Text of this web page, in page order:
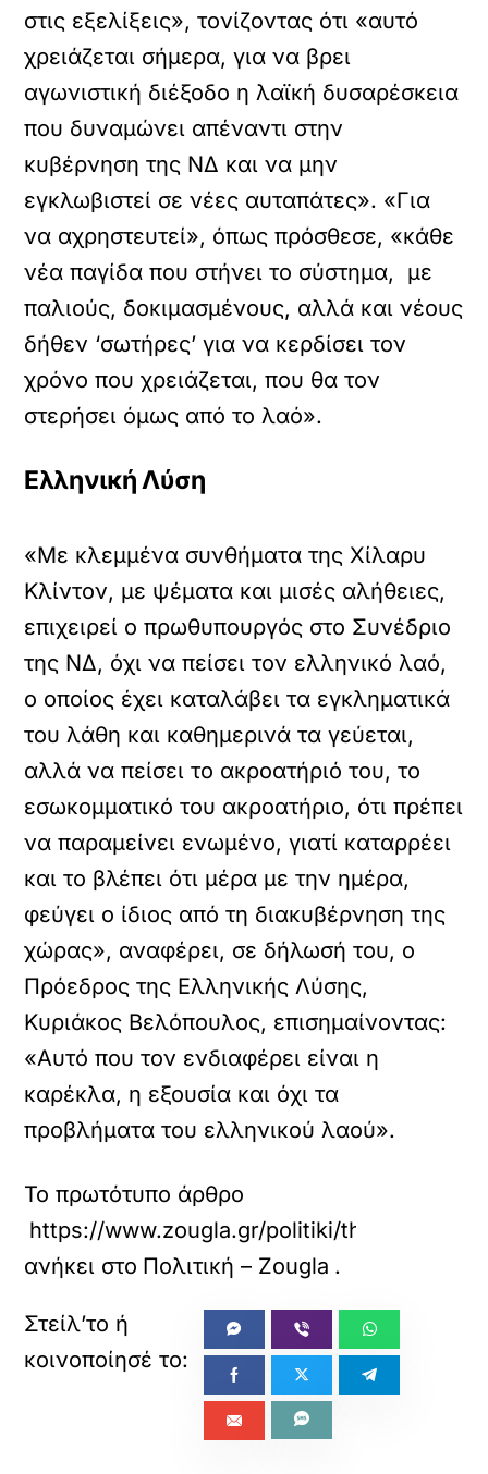
στις εξελίξεις», τονίζοντας ότι «αυτό
χρειάζεται σήμερα, για να βρει
αγωνιστική διέξοδο η λαϊκή δυσαρέσκεια
που δυναμώνει απέναντι στην
κυβέρνηση της ΝΔ και να μην
εγκλωβιστεί σε νέες αυταπάτες». «Για
να αχρηστευτεί», όπως πρόσθεσε, «κάθε
νέα παγίδα που στήνει το σύστημα, με
παλιούς, δοκιμασμένους, αλλά και νέους
δήθεν ‘σωτήρες’ για να κερδίσει τον
χρόνο που χρειάζεται, που θα τον
στερήσει όμως από το λαό».
Ελληνική Λύση
«Με κλεμμένα συνθήματα της Χίλαρυ
Κλίντον, με ψέματα και μισές αλήθειες,
επιχειρεί ο πρωθυπουργός στο Συνέδριο
της ΝΔ, όχι να πείσει τον ελληνικό λαό,
ο οποίος έχει καταλάβει τα εγκληματικά
του λάθη και καθημερινά τα γεύεται,
αλλά να πείσει το ακροατήριό του, το
εσωκομματικό του ακροατήριο, ότι πρέπει
να παραμείνει ενωμένο, γιατί καταρρέει
και το βλέπει ότι μέρα με την ημέρα,
φεύγει ο ίδιος από τη διακυβέρνηση της
χώρας», αναφέρει, σε δήλωσή του, ο
Πρόεδρος της Ελληνικής Λύσης,
Κυριάκος Βελόπουλος, επισημαίνοντας:
«Αυτό που τον ενδιαφέρει είναι η
καρέκλα, η εξουσία και όχι τα
προβλήματα του ελληνικού λαού».
Το πρωτότυπο άρθρο
https://www.zougla.gr/politiki/thyella-
ανήκει στο Πολιτική – Zougla .